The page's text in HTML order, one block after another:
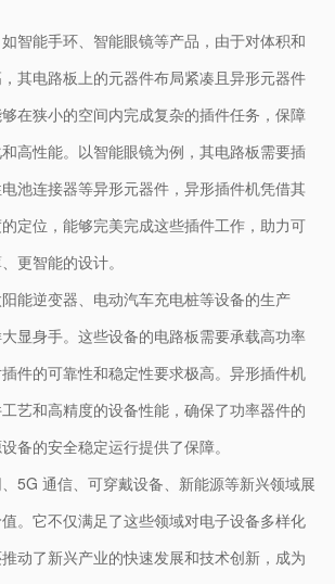
智能手环、智能眼镜等产品，由于对体积和
其电路板上的元器件布局紧凑且异形元器件
在狭小的空间内完成复杂的插件任务，保障
高性能。以智能眼镜为例，其电路板需要插
池连接器等异形元器件，异形插件机凭借其
定位，能够完美完成这些插件工作，助力可
更智能的设计。
能逆变器、电动汽车充电桩等设备的生产
显身手。这些设备的电路板需要承载高功率
件的可靠性和稳定性要求极高。异形插件机
艺和高精度的设备性能，确保了功率器件的
备的安全稳定运行提供了保障。
5G 通信、可穿戴设备、新能源等新兴领域展
。它不仅满足了这些领域对电子设备多样化
动了新兴产业的快速发展和技术创新，成为